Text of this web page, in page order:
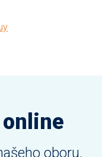
oboru,